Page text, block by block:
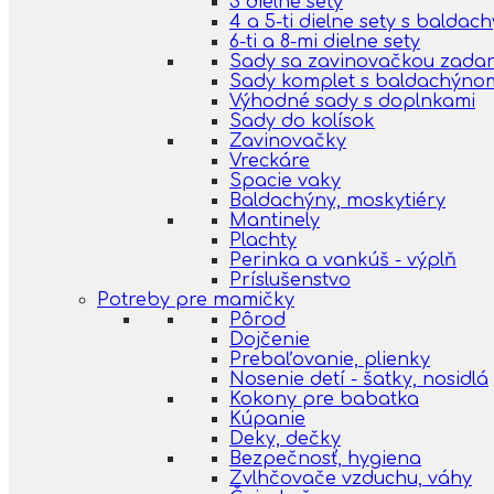
4 a 5-ti dielne sety s
6-ti a 8-mi dielne sety
Sady sa zavinovačkou
Sady komplet s
Výhodné sady s doplnkami
Sady do kolísok
Zavinovačky
Vreckáre
Spacie vaky
Baldachýny, moskytiéry
Mantinely
Plachty
Perinka a vankúš - výplň
Príslušenstvo
Potreby pre mamičky
Pôrod
Dojčenie
Prebaľovanie, plienky
Nosenie detí - šatky, nosidlá
Kokony pre babatka
Kúpanie
Deky, dečky
Bezpečnosť, hygiena
Zvlhčovače vzduchu, váhy